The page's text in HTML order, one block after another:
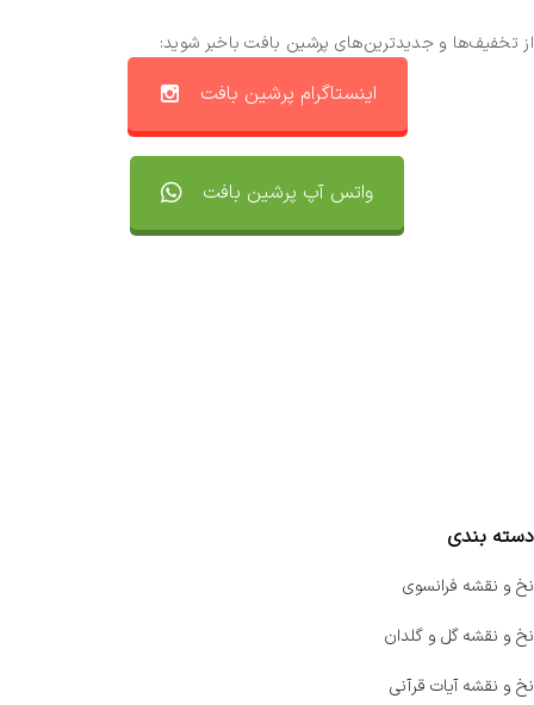
از تخفیف‌ها و جدیدترین‌های پرشین بافت باخبر شوید:
اینستاگرام پرشین بافت
واتس آپ پرشین بافت
دسته بندی
نخ و نقشه فرانسوی
نخ و نقشه گل و گلدان
نخ و نقشه آیات قرآنی